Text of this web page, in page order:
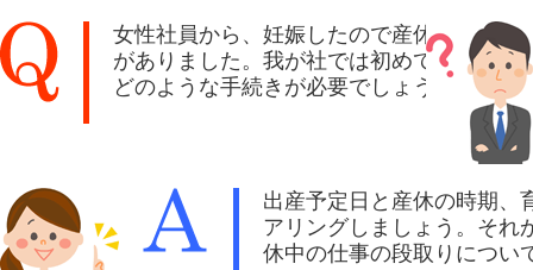
女性社員から、妊娠したので産休を取りた
がありました。我が社では初めてのケース
どのような手続きが必要でしょうか。
出産予定日と産休の時期、
アリングしましょう。それ
休中の仕事の段取りについ